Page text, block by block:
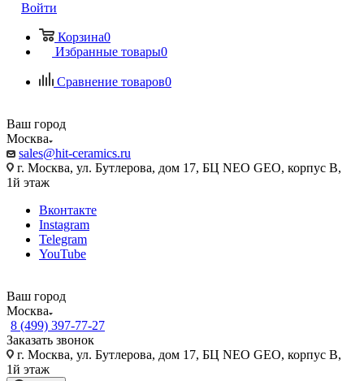
Войти
Корзина0
Избранные товары0
Сравнение товаров0
Ваш город
Москва
sales@hit-ceramics.ru
г. Москва, ул. Бутлерова, дом 17, БЦ NEO GEO, корпус В,
1й этаж
Вконтакте
Instagram
Telegram
YouTube
Ваш город
Москва
8 (499) 397-77-27
Заказать звонок
г. Москва, ул. Бутлерова, дом 17, БЦ NEO GEO, корпус В,
1й этаж